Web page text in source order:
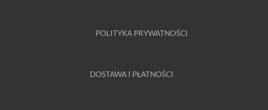
POLITYKA PRYWATNOŚCI
DOSTAWA I PŁATNOŚCI